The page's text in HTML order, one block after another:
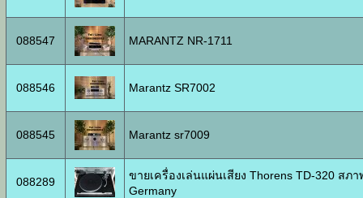
088547 MARANTZ NR-1711
088546 Marantz SR7002
088545 Marantz sr7009
088289
ขายเครื่องเล่นแผ่นเสียง Thorens TD-320 สภ
Germany